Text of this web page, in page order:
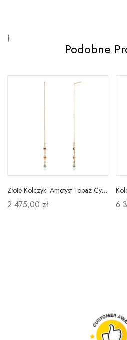
}
Podobne
Złote Kolczyki Ametyst Topaz Cytryn Próba 585
2 475,00 zł 6